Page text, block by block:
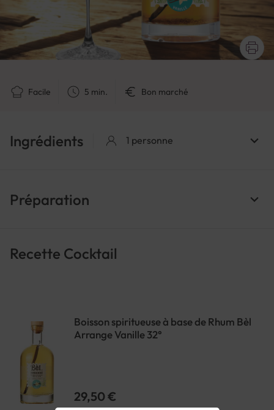
Facile 5 min. Bon marché
Ingrédients 1 personne
Préparation
Recette Cocktail
Boisson spiritueuse à base de Rhum Bèl
Arrange Vanille 32°
29,50 €